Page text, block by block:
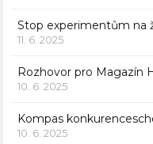
Stop experimentům na
11. 6. 2025
Rozhovor pro Magazín
10. 6. 2025
Kompas
10. 6. 2025